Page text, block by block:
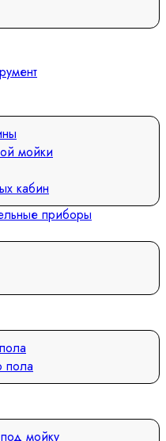
мойки
кабин
приборы
пола
мойку